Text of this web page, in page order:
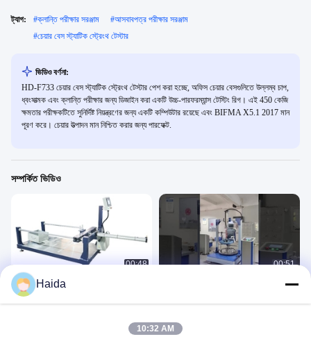
ট্যাগ: #ক্লান্তি পরীক্ষার সরঞ্জাম #আসবাবপত্র পরীক্ষার সরঞ্জাম
#চেয়ার বেস স্ট্যাটিক স্ট্রেংথ টেস্টার
ভিডিও বর্ণনা:
HD-F733 চেয়ার বেস স্ট্যাটিক স্ট্রেংথ টেস্টার পেশ করা হচ্ছে, অফিস চেয়ার বেসগুলিতে উল্লম্ব চাপ,
ধ্বংসাত্মক এবং ক্লান্তি পরীক্ষার জন্য ডিজাইন করা একটি উচ্চ-পারফরম্যান্স টেস্টিং রিগ। এই 450 কেজি
ক্ষমতার পরীক্ষকটিতে সুনির্দিষ্ট নিয়ন্ত্রণের জন্য একটি কম্পিউটার রয়েছে এবং BIFMA X5.1 2017 মান
পূরণ করে। চেয়ার উত্পাদন মান নিশ্চিত করার জন্য পারফেক্ট.
সম্পর্কিত ভিডিও
00:48
HD-F732-2 দুই স্টেশন অফিস চেয়ার হুইল পরিধান
প্রতিরোধের পরীক্ষা মেশিন
00:51
Haida
10:32 AM